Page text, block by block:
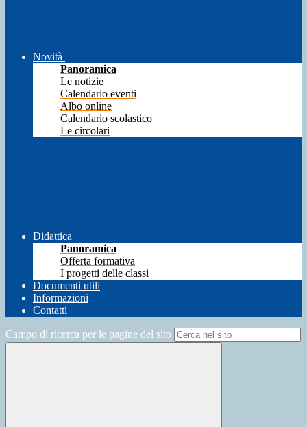
Novità
Panoramica
Le notizie
Calendario eventi
Albo online
Calendario scolastico
Le circolari
Didattica
Panoramica
Offerta formativa
I progetti delle classi
Documenti utili
Informazioni
Contatti
Campo di ricerca per le pagine del sito